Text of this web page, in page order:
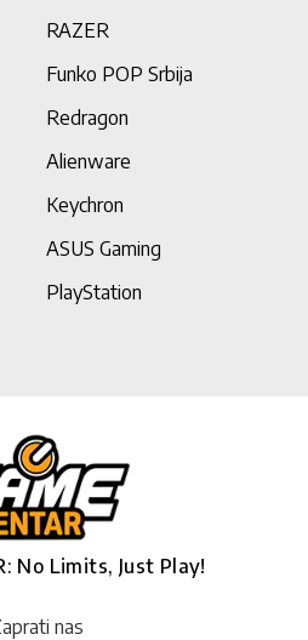
RAZER
Funko POP Srbija
Redragon
Alienware
Keychron
ASUS Gaming
PlayStation
No Limits, Just Play!
nas